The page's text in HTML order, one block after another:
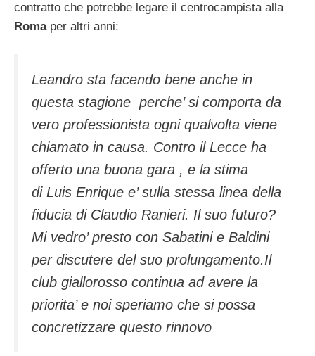
contratto che potrebbe legare il centrocampista alla
Romaper altri anni:
Leandro sta facendo bene anche in
questa stagione perche’ si comporta da
vero professionista ogni qualvolta viene
chiamato in causa. Contro il Lecce ha
offerto una buona gara , e la stima
di Luis Enrique e’ sulla stessa linea della
fiducia di Claudio Ranieri. Il suo futuro?
Mi vedro’ presto con Sabatini e Baldini
per discutere del suo prolungamento.Il
club giallorosso continua ad avere la
priorita’ e noi speriamo che si possa
concretizzare questo rinnovo